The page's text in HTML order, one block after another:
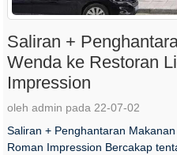
Saliran +
Wenda ke Restoran
Impression
oleh admin pada 22-07-02
Saliran + Penghantaran
Roman Impression Bercakap